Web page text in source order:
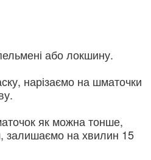
або локшину.
нарізаємо на шматочки
як можна тонше,
залишаємо на хвилин 15